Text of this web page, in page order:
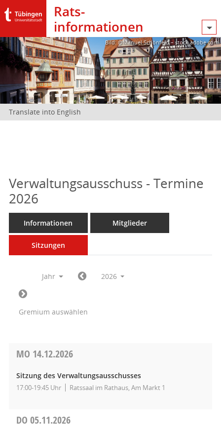
Rats­
informationen
Bild: @Manuel Schönfeld – stock.adobe.com
Translate into English
Verwaltungsausschuss - Termine
2026
Informationen Mitglieder
Sitzungen
Jahr 2026
Gremium auswählen
MO 14.12.2026
Sitzung des Verwaltungsausschusses
17:00-19:45 Uhr Ratssaal im Rathaus, Am Markt 1
DO 05.11.2026